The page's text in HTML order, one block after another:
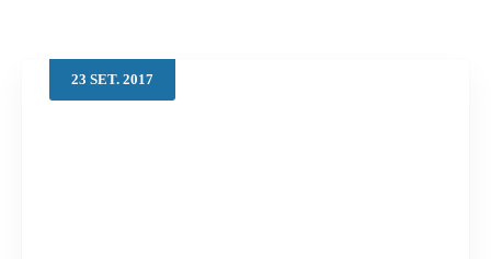
23 SET. 2017